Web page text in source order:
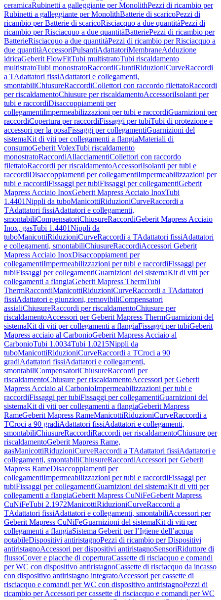
ceramicaRubinetti a galleggiante per MonolithPezzi di ricambio per
Rubinetti a galleggiante per MonolithBatterie di scaricoPezzi di
ricambio per Batterie di scaricoRisciacquo a due quantitàPezzi di
ricambio per Risciacquo a due quantitàBatteriePezzi di ricambio per
BatterieRisciacquo a due quantitàPezzi di ricambio per Risciacquo a
due quantitàAccessoriPulsantiAdattatoriMembraneAdduzione
idricaGeberit FlowFitTubi multistratoTubi riscaldamento
multistratoTubi monostratoRaccordiGiuntiRiduzioniCurveRaccordi
a TAdattatori fissiAdattatori e collegamenti,
smontabiliChiusureRaccordiCollettori con raccordo filettatoRaccordi
per riscaldamentoChiusure per riscaldamentoAccessoriIsolanti per
tubi e raccordiDisaccoppiamenti per
collegamentiImpermeabilizzazioni per tubi e raccordiGuarnizioni per
raccordiCopertura per raccordiFissaggi per tubiTubi di protezione e
accessori per la posaFissaggi per collegamentiGuarnizioni del
sistemaKit di viti per collegamenti a flangiaMateriali di
consumoGeberit VolexTubi riscaldamento
monostratoRaccordiAllacciamentiCollettori con raccordo
filettatoRaccordi per riscaldamentoAccessoriIsolanti per tubi e
raccordiDisaccoppiamenti per collegamentiImpermeabilizzazioni per
tubi e raccordiFissaggi per tubiFissaggi per collegamentiGeberit
Mapress Acciaio InoxGeberit Mapress Acciaio InoxTubi
1.4401Nippli da tuboManicottiRiduzioniCurveRaccordi a
TAdattatori fissiAdattatori e collegamenti,
smontabiliCompensatoriChiusureRaccordiGeberit Mapress Acciaio
Inox, gasTubi 1.4401Nippli da
tuboManicottiRiduzioniCurveRaccordi a TAdattatori fissiAdattatori
e collegamenti, smontabiliChiusureRaccordiAccessori Geberit
Mapress Acciaio InoxDisaccoppiamenti per
collegamentiImpermeabilizzazioni per tubi e raccordiFissaggi per
tubiFissaggi per collegamentiGuarnizioni del sistemaKit di viti per
collegamenti a flangiaGeberit Mapress ThermTubi
ThermRaccordiManicottiRiduzioniCurveRaccordi a TAdattatori
fissiAdattatori e giunzioni, removibiliCompensatori
assialiChiusureRaccordi per riscaldamentoChiusure per
riscaldamentoAccessori per Geberit Mapress ThermGuarnizioni del
sistemaKit di viti per collegamenti a flangiaFissaggi per tubiGeberit
Mapress acciaio al CarbonioGeberit Mapress Acciaio al
CarbonioTubi 1.0034Tubi 1.0215Nippli da
tuboManicottiRiduzioniCurveRaccordi a TCroci a 90
gradiAdattatori fissiAdattatori e collegamenti,
smontabiliCompensatoriChiusureRaccordi per
riscaldamentoChiusure per riscaldamentoAccessori per Geberit
Mapress Acciaio al CarbonioImpermeabilizzazioni per tubi e
raccordiFissaggi per tubiFissaggi per collegamentiGuarnizioni del
sistemaKit di viti per collegamenti a flangiaGeberit Mapress
RameGeberit Mapress RameManicottiRiduzioniCurveRaccordi a
TCroci a 90 gradiAdattatori fissiAdattatori e collegamenti,
smontabiliChiusureRaccordiRaccordi per riscaldamentoChiusure per
riscaldamentoGeberit Mapress Rame,
gasManicottiRiduzioniCurveRaccordi a TAdattatori fissiAdattatori e
collegamenti, smontabiliChiusureRaccordiAccessori per Geberit
Mapress RameDisaccoppiamenti per
collegamentiImpermeabilizzazioni per tubi e raccordiFissaggi per
tubiFissaggi per collegamentiGuarnizioni del sistemaKit di viti per
collegamenti a flangiaGeberit Mapress CuNiFeGeberit Mapress
CuNiFeTubi 2.1972ManicottiRiduzioniCurveRaccordi a
TAdattatori fissiAdattatori e collegamenti, smontabiliAccessori per
Geberit Mapress CuNiFeGuarnizioni del sistemaKit di viti per
collegamenti a flangiaSistema Geberit per l’Igiene dell’acqua
potabileDispositivi antiristagnoPezzi di ricambio per Dispositivi
antiristagnoAccessori per dispositivi antiristagnoSensoriRiduttore di
flussoCover e placche di coperturaCassette di risciacquo e comandi
per WC con dispositivo antiristagnoCassette di risciacquo da incasso
con dispositivo antiristagno integratoAccessori per cassette di
risciacquo e comandi per WC con dispositivo antiristagnoPezzi di
ricambio per Accessori per cassette di risciacquo e comandi per WC